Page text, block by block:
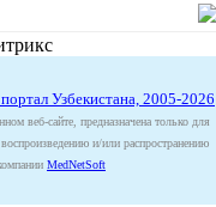
Узбекистана, 2005-2026
веб-сайте, предназначена только для
и/или распространению
MedNetSoft